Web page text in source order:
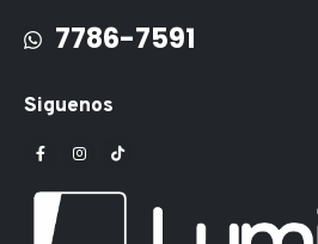
7786-7591
Siguenos